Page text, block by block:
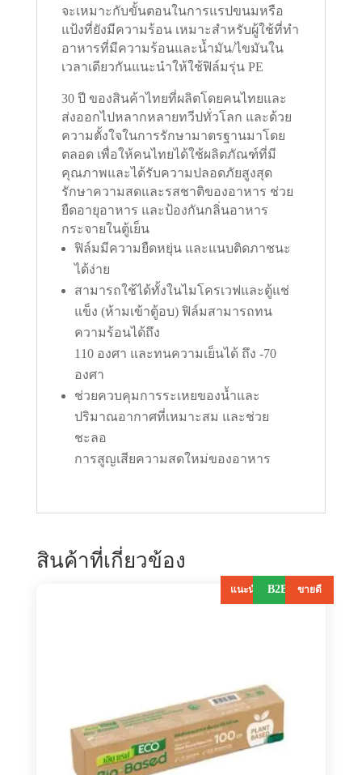
จะเหมาะกับขั้นตอนในการแรปขนมหรือ
แป้งที่ยังมีความร้อน เหมาะสำหรับผู้ใช้ที่ทำ
อาหารที่มีความร้อนและน้ำมัน/ไขมันใน
เวลาเดียวกันแนะนำให้ใช้ฟิล์มรุ่น PE
30 ปี ของสินค้าไทยที่ผลิตโดยคนไทยและ
ส่งออกไปหลากหลายทวีปทั่วโลก และด้วย
ความตั้งใจในการรักษามาตรฐานมาโดย
ตลอด เพื่อให้คนไทยได้ใช้ผลิตภัณฑ์ที่มี
คุณภาพและได้รับความปลอดภัยสูงสุด
รักษาความสดและรสชาติของอาหาร ช่วย
ยืดอายุอาหาร และป้องกันกลิ่นอาหาร
กระจายในตู้เย็น
ฟิล์มมีความยืดหยุ่น และแนบติดภาชนะ
ได้ง่าย
สามารถใช้ได้ทั้งในไมโครเวฟและตู้แช่
แข็ง (ห้ามเข้าตู้อบ) ฟิล์มสามารถทน
ความร้อนได้ถึง
110 องศา และทนความเย็นได้ ถึง -70
องศา
ช่วยควบคุมการระเหยของน้ำและ
ปริมาณอากาศที่เหมาะสม และช่วย
ชะลอ
การสูญเสียความสดใหม่ของอาหาร
สินค้าที่เกี่ยวข้อง
แนะนำ B2B ขายดี